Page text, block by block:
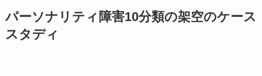
パーソナリティ障害10分類の架空のケース
スタディ